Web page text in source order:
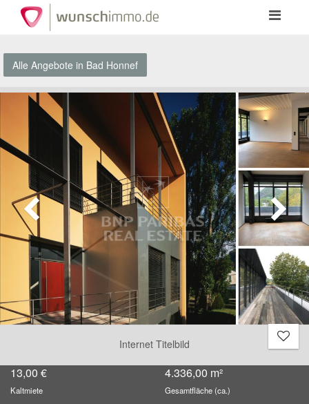
Toggle
Alle Angebote in Bad Honnef
Internet Titelbild
13,00 €
Kaltmiete
4.336,00 m²
Gesamtfläche (ca.)